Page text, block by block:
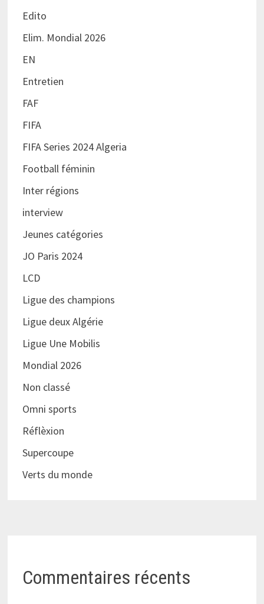
Edito
Elim. Mondial 2026
EN
Entretien
FAF
FIFA
FIFA Series 2024 Algeria
Football féminin
Inter régions
interview
Jeunes catégories
JO Paris 2024
LCD
Ligue des champions
Ligue deux Algérie
Ligue Une Mobilis
Mondial 2026
Non classé
Omni sports
Réflèxion
Supercoupe
Verts du monde
Commentaires récents